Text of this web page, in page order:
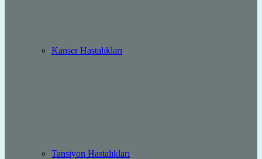
Kanser Hastalıkları
Tansiyon Hastalıkları